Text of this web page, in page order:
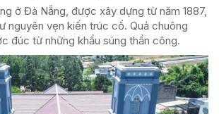
ở Đà Nẵng, được xây dựng từ năm 1887,
nguyên vẹn kiến trúc cổ. Quả chuông
đúc từ những khẩu súng thần công.